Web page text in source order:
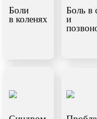
Боли
в коленях
Боль в
и